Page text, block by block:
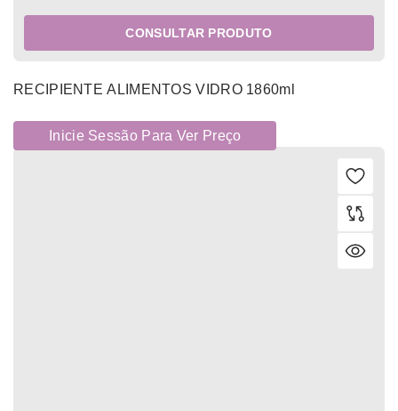
CONSULTAR PRODUTO
RECIPIENTE ALIMENTOS VIDRO 1860ml
Inicie Sessão Para Ver Preço